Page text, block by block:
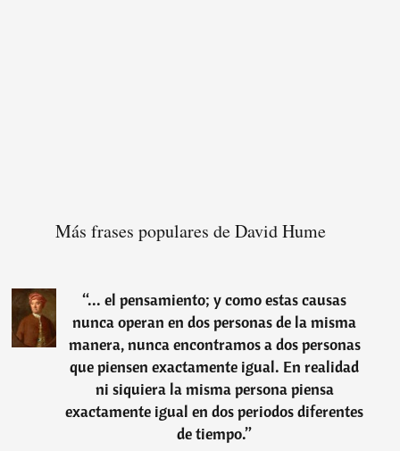
Más frases populares de David Hume
“... el pensamiento; y como estas causas
nunca operan en dos personas de la misma
manera, nunca encontramos a dos personas
que piensen exactamente igual. En realidad
ni siquiera la misma persona piensa
exactamente igual en dos periodos diferentes
de tiempo.”